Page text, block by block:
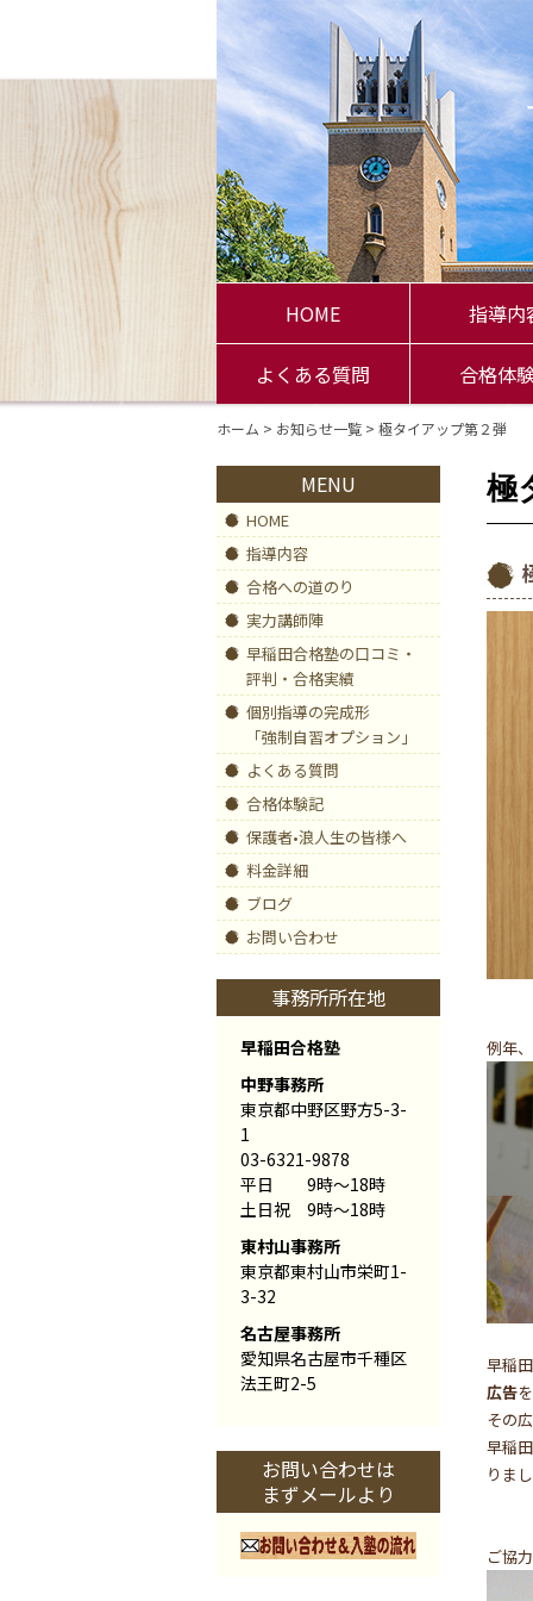
HOME 指導内
よくある質問 合格体
ホーム > お知らせ一覧 > 極タイアップ第２弾
極
例年
早稲
広告
その
早稲
りま
ご協
MENU
HOME
指導内容
合格への道のり
実力講師陣
早稲田合格塾の口コミ・
評判・合格実績
個別指導の完成形
「強制自習オプション」
よくある質問
合格体験記
保護者•浪人生の皆様へ
料金詳細
ブログ
お問い合わせ
事務所所在地
早稲田合格塾
中野事務所
東京都中野区野方5-3-
1
03-6321-9878
平日 9時〜18時
土日祝 9時〜18時
東村山事務所
東京都東村山市栄町1-
3-32
名古屋事務所
愛知県名古屋市千種区
法王町2-5
お問い合わせは
まずメールより